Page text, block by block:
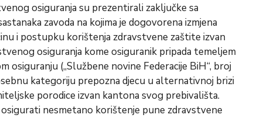
osiguranja su prezentirali zaključke sa
zavoda na kojima je dogovorena izmjena
i postupku korištenja zdravstvene zaštite izvan
osiguranja kome osiguranik pripada temeljem
osiguranju („Službene novine Federacije BiH“, broj
kategoriju prepozna djecu u alternativnoj brizi
porodice izvan kantona svog prebivališta.
nesmetano korištenje pune zdravstvene